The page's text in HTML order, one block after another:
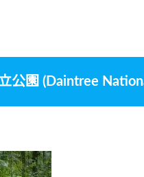
公園 (Daintree